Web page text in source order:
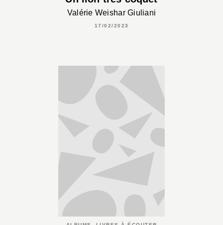
Valérie Weishar Giuliani
17/02/2023